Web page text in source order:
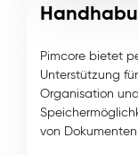
Pimcore bietet
Unterstützung
Organisation
von